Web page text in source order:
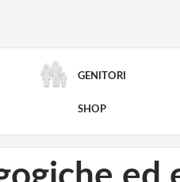
GENITORI
SHOP
RICERCA AVANZATA